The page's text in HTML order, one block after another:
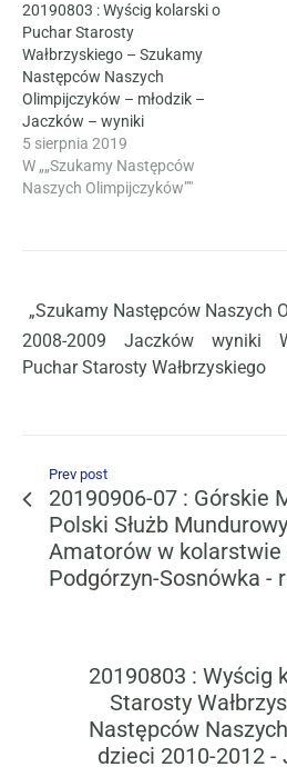
20190803 : Wyścig kolarski o
Puchar Starosty
Wałbrzyskiego – Szukamy
Następców Naszych
Olimpijczyków – młodzik –
Jaczków – wyniki
5 sierpnia 2019
W „„Szukamy Następców
Naszych Olimpijczyków”"
„Szukamy Następców Naszych
2008-2009
Jaczków wyniki
Puchar Starosty Wałbrzyskiego
Prev post
20190906-07 : Górskie
Polski Służb
Amatorów w kolarstwie
Podgórzyn-Sosnówka -
20190803 : Wyścig
Starosty
Następców
dzieci 2010-2012 -